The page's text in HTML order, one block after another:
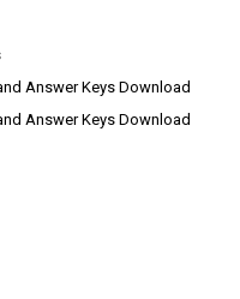
Answer Keys Download
Answer Keys Download